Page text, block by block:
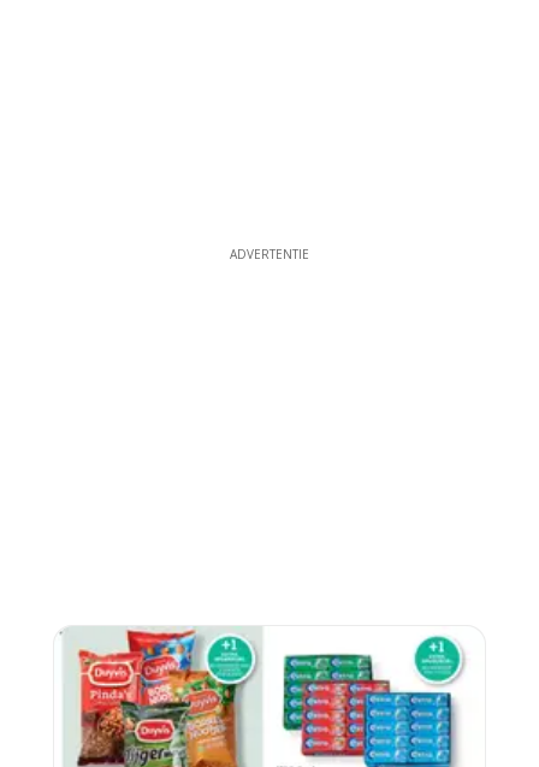
ADVERTENTIE